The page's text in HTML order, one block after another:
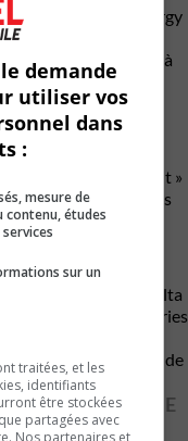
accordé à Volta Energy
si certains
de 260 emplois à
n’a pas encore
travaille « étroitement »
à des crédits
traitement des
du Nord, Volta
pour les batteries
de la feuille de
l’usine québécoise de
FILIÈRE BATTERIE
demande
utiliser vos
dans
:
mesure de
contenu, études
sur un
traitées, et les
identifiants
être stockées
partagées avec
Nos partenaires et